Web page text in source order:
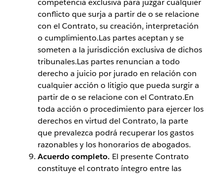
competencia exclusiva para juzgar cualquier
conflicto que surja a partir de o se relacione
con el Contrato, su creación, interpretación
o cumplimiento.Las partes aceptan y se
someten a la jurisdicción exclusiva de dichos
tribunales.Las partes renuncian a todo
derecho a juicio por jurado en relación con
cualquier acción o litigio que pueda surgir a
partir de o se relacione con el Contrato.En
toda acción o procedimiento para ejercer los
derechos en virtud del Contrato, la parte
que prevalezca podrá recuperar los gastos
razonables y los honorarios de abogados.
Acuerdo completo. El presente Contrato
constituye el contrato íntegro entre las